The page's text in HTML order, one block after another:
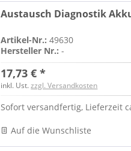
Austausch Diagnostik
Artikel-Nr.:49630
Hersteller Nr.:-
17,73 € *
inkl. Ust.zzgl. Versandkosten
Sofort versandfertig, Lieferzeit
Auf die Wunschliste